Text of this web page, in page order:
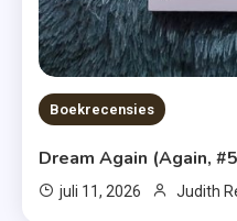
Boekrecensies
Dream Again (Again,
juli 11, 2026 Judith